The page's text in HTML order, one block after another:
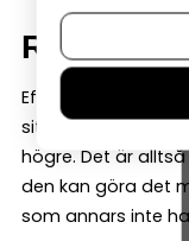
Räntan är
Eftersom Almi tar
situationer med
högre. Det är
den kan göra det
som annars inte
Om du vill